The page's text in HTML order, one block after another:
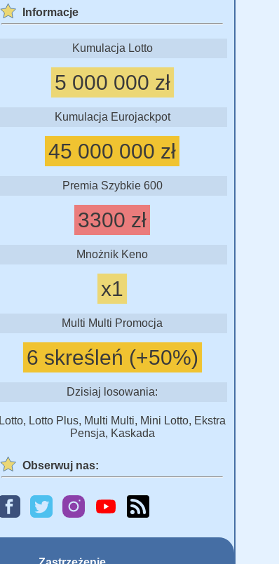
Informacje
Kumulacja Lotto
5 000 000 zł
Kumulacja Eurojackpot
45 000 000 zł
Premia Szybkie 600
3300 zł
Mnożnik Keno
x1
Multi Multi Promocja
6 skreśleń (+50%)
Dzisiaj losowania:
Lotto, Lotto Plus, Multi Multi, Mini Lotto, Ekstra
Pensja, Kaskada
Obserwuj nas: